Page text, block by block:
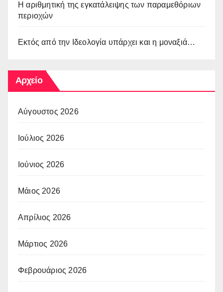
Η αριθμητική της εγκατάλειψης των παραμεθόριων
περιοχών
Εκτός από την Ιδεολογία υπάρχει και η μοναξιά…
Αρχείο
Αύγουστος 2026
Ιούλιος 2026
Ιούνιος 2026
Μάιος 2026
Απρίλιος 2026
Μάρτιος 2026
Φεβρουάριος 2026